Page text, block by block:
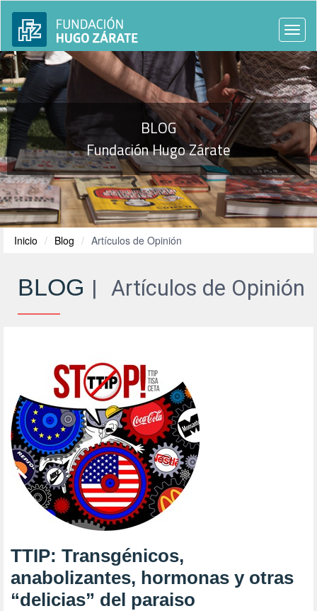
BLOG
Fundación Hugo Zárate
Inicio Blog Artículos de Opinión
BLOG Artículos de Opinión
TTIP: Transgénicos,
anabolizantes, hormonas y otras
“delicias” del paraiso